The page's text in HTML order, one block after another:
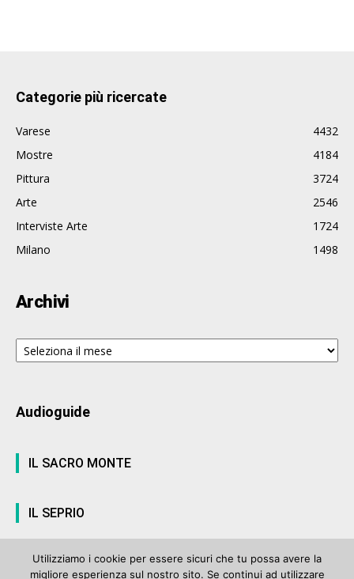
Categorie più ricercate
Varese
4432
Mostre
4184
Pittura
3724
Arte
2546
Interviste Arte
1724
Milano
1498
Archivi
Archivi
Audioguide
IL SACRO MONTE
IL SEPRIO
Utilizziamo i cookie per essere sicuri che tu possa avere la
migliore esperienza sul nostro sito. Se continui ad utilizzare